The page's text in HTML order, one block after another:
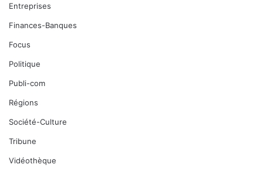
Entreprises
Finances-Banques
Focus
Politique
Publi-com
Régions
Société-Culture
Tribune
Vidéothèque